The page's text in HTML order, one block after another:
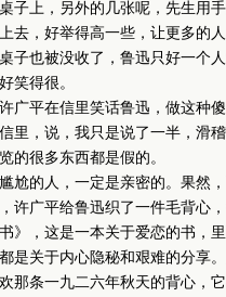
子上，另外的几张呢，先生用
去，好举得高一些，让更多的
子也被没收了，鲁迅只好一个
笑得很。
平在信里笑话鲁迅，做这种傻
里，说，我只是说了一半，滑
的很多东西都是假的。
的人，一定是亲密的。果然，
许广平给鲁迅织了一件毛背心
，这是一本关于爱恋的书，里
是关于内心隐秘和艰难的分享
那条一九二六年秋天的背心，